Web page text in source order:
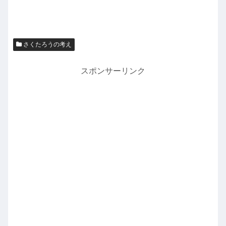
さくたろうの考え
スポンサーリンク